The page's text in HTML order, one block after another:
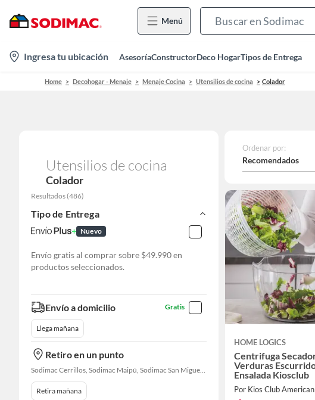
Menú
location-
icon
Ingresa tu ubicación AsesoríaConstructorDeco HogarTipos de Entrega
Home Decohogar - Menaje Menaje Cocina Utensilios de cocina Colador
Utensilios de cocina
Colador
Resultados (486)
Tipo de Entrega
Nuevo
Envío gratis al comprar sobre $49.990 en
productos seleccionados.
Envío a domicilio Gratis
Llega mañana
Retiro en un punto
Sodimac Cerrillos, Sodimac Maipú, Sodimac San Miguel, Sodimac El Bosque, Sodimac San Bernardo, Sodimac Talagante, Sodimac San Fernando
Retira mañana
Ordenar por:
Recomendados
HOME LOGICS
Centrifuga
Verduras
Ensalada Kiosclub